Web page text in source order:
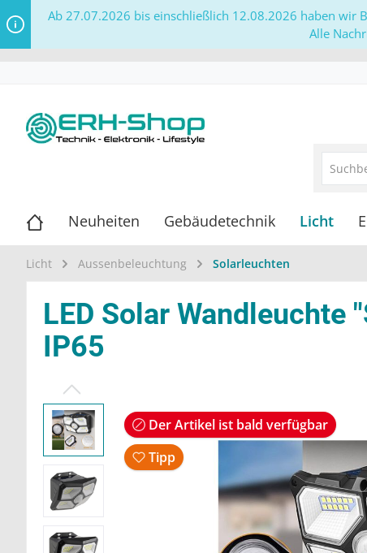
Ab 27.07.2026 bis einschließlich 12.08.2026 haben wir
Alle
Neuheiten Gebäudetechnik Licht
Licht Aussenbeleuchtung Solarleuchten
LED Solar Wandleuchte
IP65
Der Artikel ist bald verfügbar
Tipp